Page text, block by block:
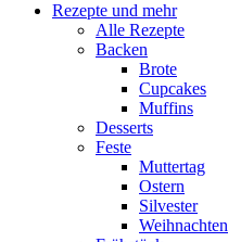
Rezepte und mehr
Alle Rezepte
Backen
Brote
Cupcakes
Muffins
Desserts
Feste
Muttertag
Ostern
Silvester
Weihnachten